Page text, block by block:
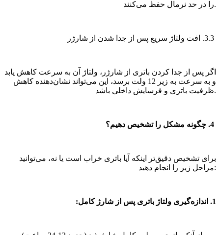
را در حد نرمال حفظ می‌کنند.
اگر پس از جدا کردن باتری از شارژر، ولتاژ آن به سرعت کاهش یابد
و به سرعت به زیر 12 ولت برسد، این می‌تواند نشان‌دهنده کاهش
ظرفیت باتری و فرسایش داخلی باشد.
برای تشخیص دقیق‌تر اینکه آیا باتری خراب است یا نه، می‌توانید
مراحل زیر را انجام دهید:
1. اندازه‌گیری ولتاژ باتری پس از شارژ کامل: